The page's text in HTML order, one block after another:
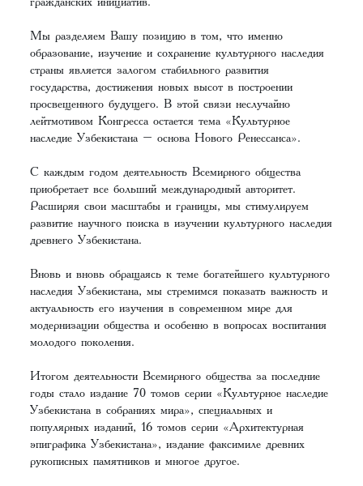
Мы разделяем Вашу позицию в том, что именно
образование, изучение и сохранение культурного наследия
страны является залогом стабильного развития
государства, достижения новых высот в построении
просвещенного будущего. В этой связи неслучайно
лейтмотивом Конгресса остается тема «Культурное
наследие Узбекистана – основа Нового Ренессанса».
С каждым годом деятельность Всемирного общества
приобретает все больший международный авторитет.
Расширяя свои масштабы и границы, мы стимулируем
развитие научного поиска в изучении культурного наследия
древнего Узбекистана.
Вновь и вновь обращаясь к теме богатейшего культурного
наследия Узбекистана, мы стремимся показать важность и
актуальность его изучения в современном мире для
модернизации общества и особенно в вопросах воспитания
молодого поколения.
Итогом деятельности Всемирного общества за последние
годы стало издание 70 томов серии «Культурное наследие
Узбекистана в собраниях мира», специальных и
популярных изданий, 16 томов серии «Архитектурная
эпиграфика Узбекистана», издание факсимиле древних
рукописных памятников и многое другое.